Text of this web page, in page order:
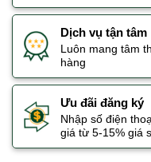
Dịch vụ tận tâm
Luôn mang tâm
hàng
Ưu đãi đăng ký
Nhập số điện
giá từ 5-15% giá